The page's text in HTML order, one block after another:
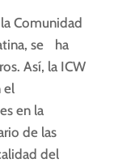
Comunidad
se ha
Así, la ICW
el
en la
de las
del